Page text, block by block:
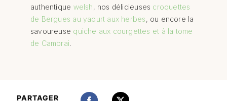
authentique welsh, nos délicieuses croquettes
de Bergues au yaourt aux herbes, ou encore la
savoureuse quiche aux courgettes et à la tome
de Cambrai
PARTAGER